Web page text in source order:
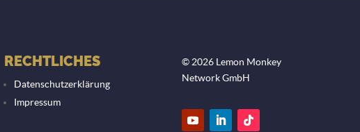
RECHTLICHES
Datenschutzerklärung
Impressum
© 2026 Lemon Monkey
Network GmbH